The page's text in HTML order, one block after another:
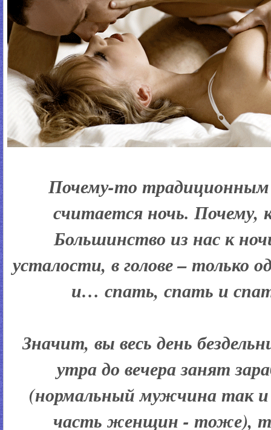
Почему-то традиционным
считается ночь.
Большинство из нас к
усталости, в голове – только
и… спать, спать и
Значит, вы весь день
утра до вечера занят
(нормальный мужчина так и
часть женщин - тоже),